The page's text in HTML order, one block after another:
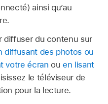
ainsi qu’au
diffuser du contenu sur
diffusant des photos ou
votre écran ouen lisant
le téléviseur de
pour la lecture.